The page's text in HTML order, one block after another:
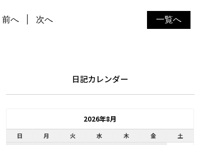
一覧へ
前へ 次へ
日記カレンダー
2026年8月
日 月 火 水 木 金 土